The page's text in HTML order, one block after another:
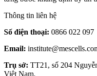
Thông tin liên hệ
Số điện thoại: 0866 022 097
Email:
Trụ sở: TT21, số 204
Việt Nam.